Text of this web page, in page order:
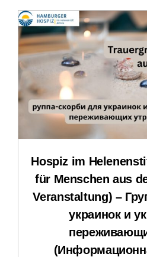
Stellenangebote und
Downloads
Impressum
Hospiz im
für Menschen aus
Veranstaltung) –
украинок и